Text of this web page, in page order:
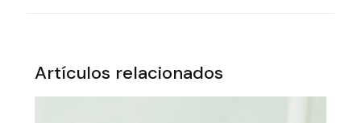
Artículos relacionados